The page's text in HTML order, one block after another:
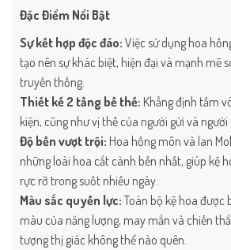
Đặc Điểm Nổi Bật
Sự kết hợp độc đáo: Việc sử dụng hoa
tạo nên sự khác biệt, hiện đại và mạnh mẽ
truyền thống.
Thiết kế 2 tầng bề thế: Khẳng định tầm
kiện, cũng như vị thế của người gửi và người
Độ bền vượt trội: Hoa hồng môn và lan
những loài hoa cắt cành bền nhất, giúp kệ
rực rỡ trong suốt nhiều ngày.
Màu sắc quyền lực: Toàn bộ kệ hoa được
màu của năng lượng, may mắn và chiến
tượng thị giác không thể nào quên.